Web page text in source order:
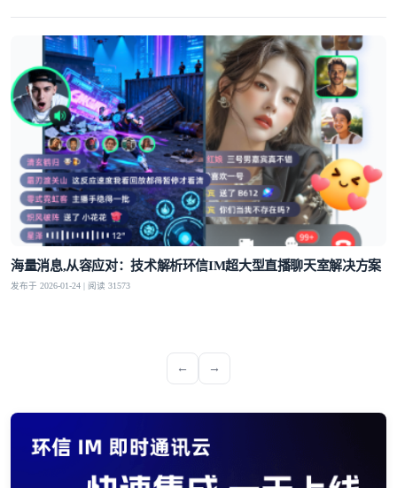
海量消息,从容应对：技术解析环信IM超大型直播聊天室解决方案
发布于 2026-01-24 | 阅读 31573
← →